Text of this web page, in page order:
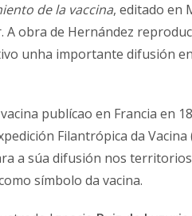
de la vaccina, editado en
obra de Hernández
unha importante difusión
publícao en Francia en
Filantrópica da
a súa difusión nos
símbolo da vacina.